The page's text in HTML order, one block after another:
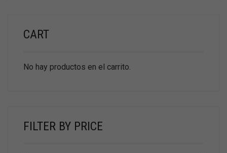
CART
No hay productos en el carrito.
FILTER BY PRICE